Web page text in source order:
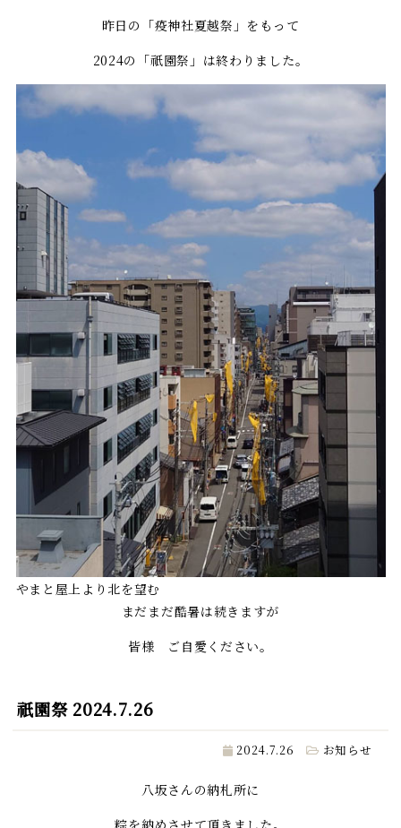
昨日の「疫神社夏越祭」をもって
2024の「祇園祭」は終わりました。
やまと屋上より北を望む
まだまだ酷暑は続きますが
皆様 ご自愛ください。
祇園祭 2024.7.26
2024.7.26 お知らせ
八坂さんの納札所に
粽を納めさせて頂きました。